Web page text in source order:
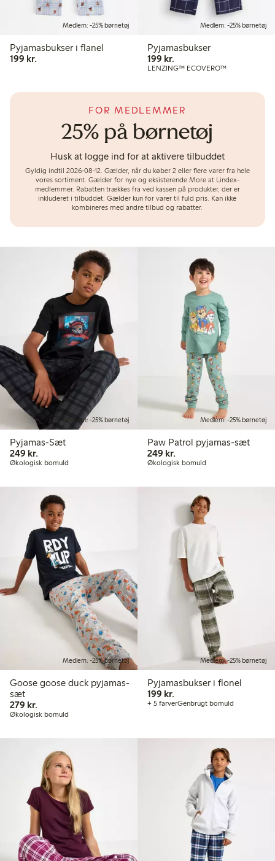
Medlem: -25% børnetøj
Pyjamasbukser i flanel
199 kr.
Medlem: -25% børnetøj
Pyjamasbukser
199 kr.199,00 kr.
LENZING™ ECOVERO™
25% på børnetøj
FOR MEDLEMMER
Husk at logge ind for at aktivere tilbuddet
Gyldig indtil 2026-08-12. Gælder, når du køber 2 eller flere varer fra hele
vores sortiment. Gælder for nye og eksisterende More at Lindex-
medlemmer. Rabatten trækkes fra ved kassen på produkter, der er
inkluderet i tilbuddet. Gælder kun for varer til fuld pris. Kan ikke
kombineres med andre tilbud og rabatter.
Medlem: -25% børnetøj
Pyjamas-Sæt
249 kr.
Økologisk bomuld
Medlem: -25% børnetøj
Paw Patrol pyjamas-sæt
249 kr.249,00 kr.
Økologisk bomuld
Medlem: -25% børnetøj
Goose goose duck pyjamas-
sæt
279 kr.
Økologisk bomuld
Medlem: -25% børnetøj
Pyjamasbukser i flonel
199 kr.199,00 kr.
+ 5 farverGenbrugt bomuld